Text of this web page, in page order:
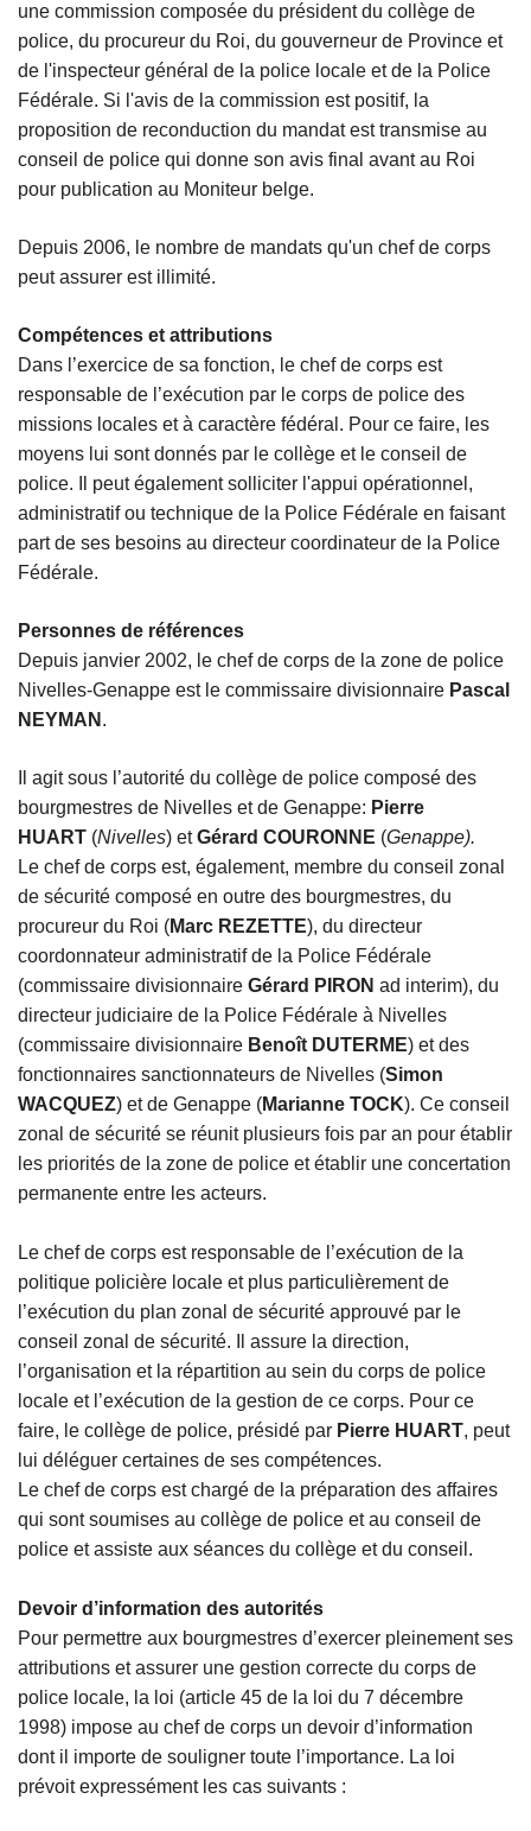
une commission composée du président du collège de
police, du procureur du Roi, du gouverneur de Province et
de l'inspecteur général de la police locale et de la Police
Fédérale. Si l'avis de la commission est positif, la
proposition de reconduction du mandat est transmise au
conseil de police qui donne son avis final avant au Roi
pour publication au Moniteur belge.
Depuis 2006, le nombre de mandats qu'un chef de corps
peut assurer est illimité.
Compétences et attributions
Dans l’exercice de sa fonction, le chef de corps est
responsable de l’exécution par le corps de police des
missions locales et à caractère fédéral. Pour ce faire, les
moyens lui sont donnés par le collège et le conseil de
police. Il peut également solliciter l'appui opérationnel,
administratif ou technique de la Police Fédérale en faisant
part de ses besoins au directeur coordinateur de la Police
Fédérale.
Personnes de références
Depuis janvier 2002, le chef de corps de la zone de police
Nivelles-Genappe est le commissaire divisionnaire Pascal
NEYMAN .
Il agit sous l’autorité du collège de police composé des
bourgmestres de Nivelles et de Genappe: Pierre
HUART (Nivelles) etGérard COURONNE (Genappe).
Le chef de corps est, également, membre du conseil zonal
de sécurité composé en outre des bourgmestres, du
procureur du Roi (Marc REZETTE), du directeur
coordonnateur administratif de la Police Fédérale
(commissaire divisionnaire Gérard PIRON ad interim), du
directeur judiciaire de la Police Fédérale à Nivelles
(commissaire divisionnaire Benoît DUTERME) et des
fonctionnaires sanctionnateurs de Nivelles (Simon
WACQUEZ) et de Genappe (Marianne TOCK). Ce conseil
zonal de sécurité se réunit plusieurs fois par an pour établir
les priorités de la zone de police et établir une concertation
permanente entre les acteurs.
Le chef de corps est responsable de l’exécution de la
politique policière locale et plus particulièrement de
l’exécution du plan zonal de sécurité approuvé par le
conseil zonal de sécurité. Il assure la direction,
l’organisation et la répartition au sein du corps de police
locale et l’exécution de la gestion de ce corps. Pour ce
faire, le collège de police, présidé par Pierre HUART, peut
lui déléguer certaines de ses compétences.
Le chef de corps est chargé de la préparation des affaires
qui sont soumises au collège de police et au conseil de
police et assiste aux séances du collège et du conseil.
Devoir d’information des autorités
Pour permettre aux bourgmestres d’exercer pleinement ses
attributions et assurer une gestion correcte du corps de
police locale, la loi (article 45 de la loi du 7 décembre
1998) impose au chef de corps un devoir d’information
dont il importe de souligner toute l’importance. La loi
prévoit expressément les cas suivants :